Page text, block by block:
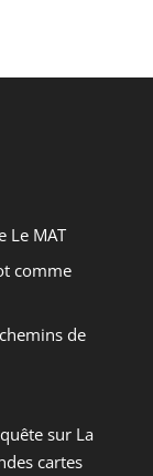
Le MAT
comme
de
sur La
cartes